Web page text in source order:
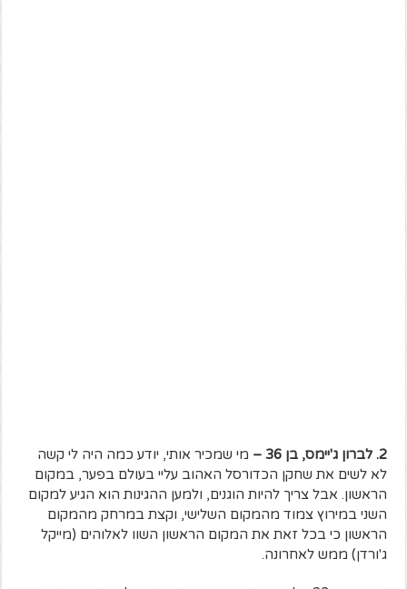
2. לברון ג'יימס, בן 36 –
מי שמכיר אותי, יודע כמה היה לי קשה
לא לשים את שחקן הכדורסל האהוב עליי בעולם בפער, במקום
הראשון. אבל צריך להיות הוגנים, ולמען ההגינות הוא הגיע למקום
השני במירוץ צמוד מהמקום השלישי, וקצת במרחק מהמקום
הראשון כי בכל זאת את המקום הראשון השוו לאלוהים (מייקל
ג'ורדן) ממש לאחרונה.